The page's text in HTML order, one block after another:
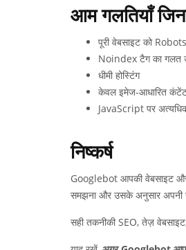
आम गलतियाँ
पूरी वेबसाइट को
Noindex टैग का गलत
धीमी होस्टिंग
केवल इमेज-आधारित
JavaScript पर अत्यधिक
निष्कर्ष
Googlebot आपकी वेबसाइट
समझना और उसके अनुसार अपनी
सही तकनीकी SEO, तेज़